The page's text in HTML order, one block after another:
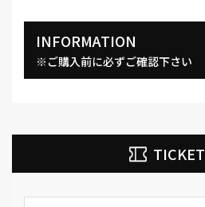
INFORMATION
※ご購入前に必ずご確認下さい
TICKET